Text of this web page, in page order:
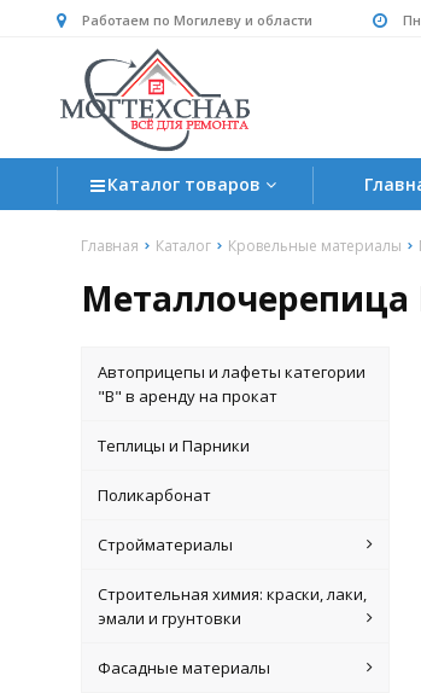
Работаем по Могилеву и области
Каталог товаров
Главная Каталог Кровельные материалы
Металлочерепица
Автоприцепы и лафеты категории
"B" в аренду на прокат
Теплицы и Парники
Поликарбонат
Стройматериалы
Строительная химия: краски, лаки,
эмали и грунтовки
Фасадные материалы